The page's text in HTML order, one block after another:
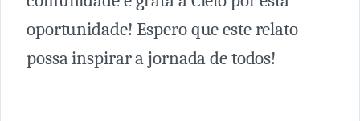
oportunidade! Espero que este relato
possa inspirar a jornada de todos!